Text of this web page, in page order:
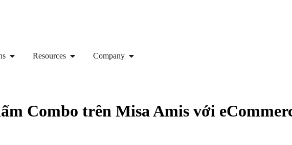
Resources Company
Combo trên Misa Amis với